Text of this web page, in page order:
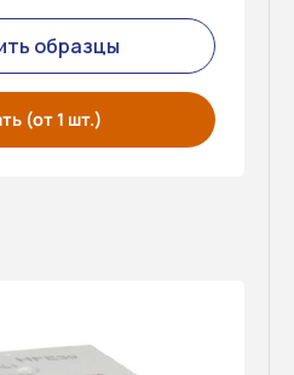
образцы
(от 1 шт.)